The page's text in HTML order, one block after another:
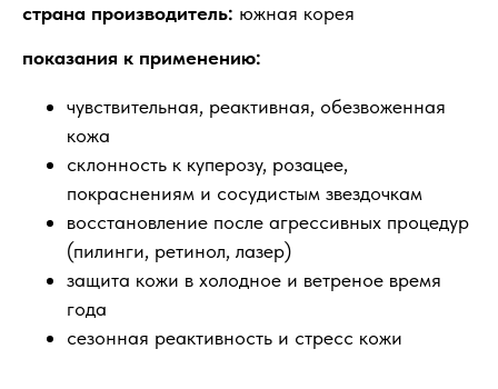
страна производитель: южная корея
показания к применению:
чувствительная, реактивная, обезвоженная
кожа
склонность к куперозу, розацее,
покраснениям и сосудистым звездочкам
восстановление после агрессивных процедур
(пилинги, ретинол, лазер)
защита кожи в холодное и ветреное время
года
сезонная реактивность и стресс кожи